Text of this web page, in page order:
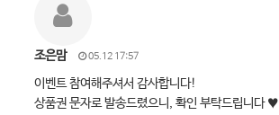
조은맘 05.12 17:57
이벤트 참여해주셔서 감사합니다!
상품권 문자로 발송드렸으니, 확인 부탁드립니다 ♥